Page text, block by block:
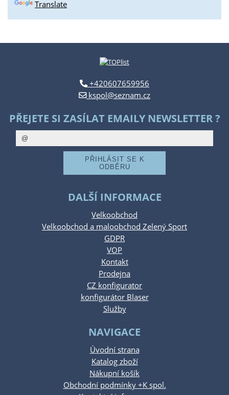
Translate
+420607659956
kspol@seznam.cz
PŘEJETE SI ZASÍLAT EMAILY NEWSLETTER ?
DALŠÍ INFORMACE
Velkoobchod
Velkoobchod a maloobchod Zelený Sport
GDPR
VOP
Kontakt
Prodejna
CZ konfigurator
konfigurátor Blaser
Služby
NAVIGACE
Úvodní strana
Katalog zboží
Nákupní košík
Obchodní podmínky +K spol.